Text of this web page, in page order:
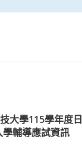
大學115學年度
學輔導應試資訊